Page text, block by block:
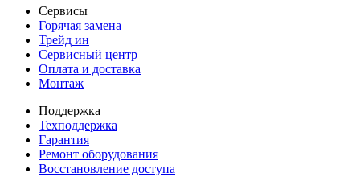
Сервисы
Горячая замена
Трейд ин
Сервисный центр
Оплата и доставка
Монтаж
Поддержка
Техподдержка
Гарантия
Ремонт оборудования
Восстановление доступа